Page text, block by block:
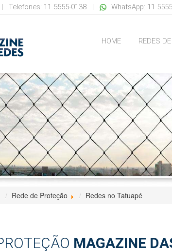
| Telefones: 11 5555-0138 | WhatsApp: 11
HOME REDES
Rede de Proteção Redes no Tatuapé
MAGAZINE